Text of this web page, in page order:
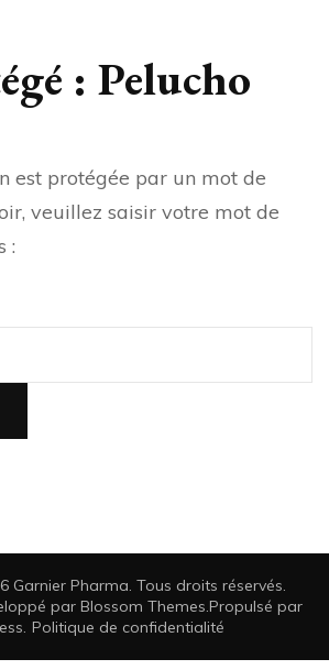
: Pelucho
est protégée par un mot de
veuillez saisir votre mot de
:
Garnier Pharma. Tous droits réservés.
par Blossom Themes.Propulsé par
. Politique de confidentialité